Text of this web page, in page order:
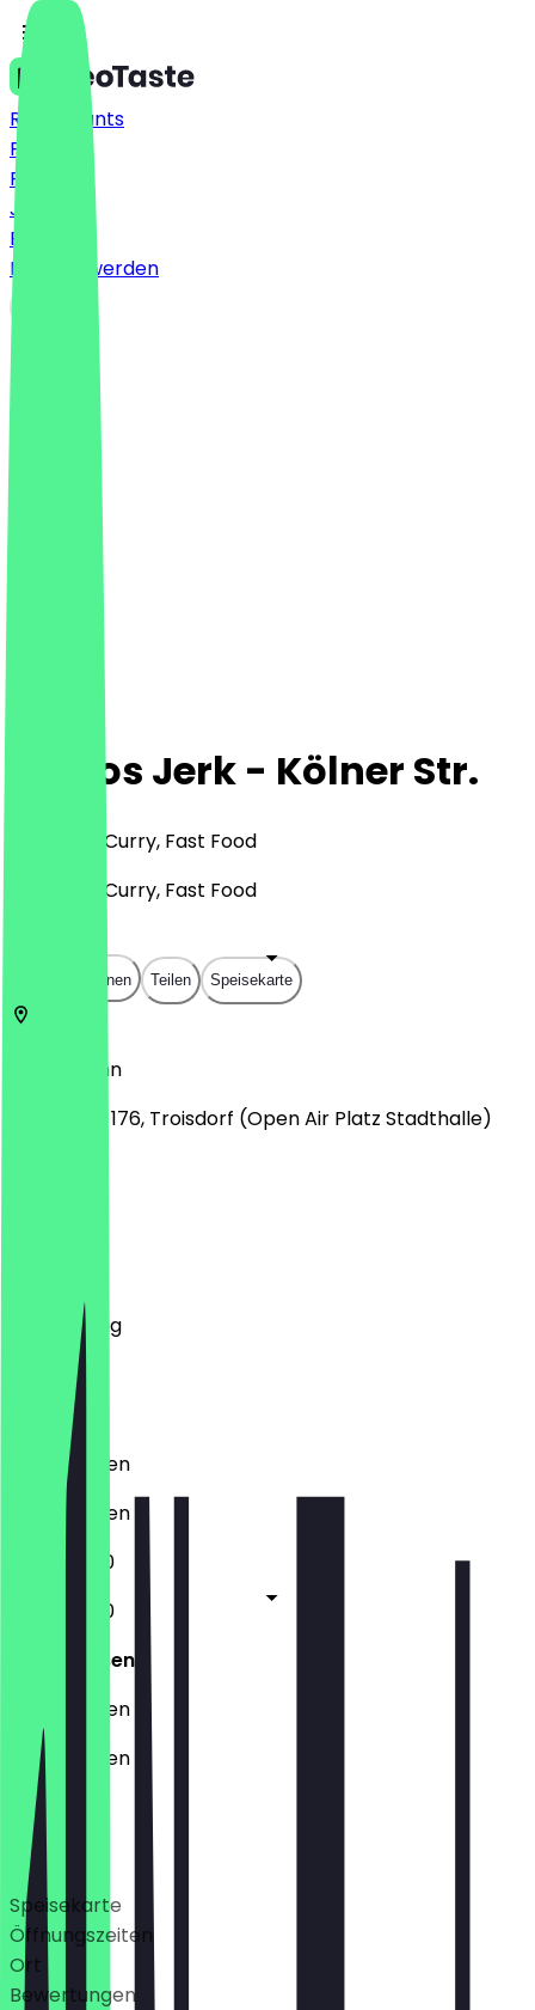
Restaurants
Preise
FAQ
Jobs
Blog
Partner werden
Jomos Jerk - Kölner Str.
Karibisch, Curry, Fast Food
Karibisch, Curry, Fast Food
In App öffnen Teilen Speisekarte
Bonn
Kölner Str. 176, Troisdorf (Open Air Platz Stadthalle)
Mittwoch
Donnerstag
Freitag
Samstag
Sonntag
Geschlossen
Geschlossen
11:00 - 14:30
11:00 - 14:30
Geschlossen
Geschlossen
Geschlossen
Deals
Speisekarte
Öffnungszeiten
Ort
Bewertungen